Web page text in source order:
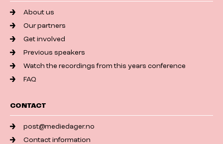
About us
Our partners
Get involved
Previous speakers
Watch the recordings from this years conference
FAQ
CONTACT
post@mediedager.no
Contact information